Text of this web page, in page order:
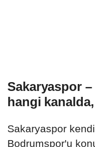
Sakaryaspor
hangi
Sakaryaspor
Bodrumspor'u